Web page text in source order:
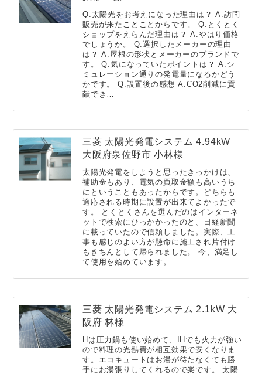
Q.太陽光をお考えになった理由は？ A.訪問
販売が来たことことからです。 Q.とくとく
ショップをえらんだ理由は？ A.やはり価格
でしょうか。 Q.選択したメーカーの理由
は？ A.屋根の形状とメーカーのブランドで
す。 Q.気になっていたポイントは？ A.シ
ミュレーション通りの発電量になるかどう
かです。 Q.設置後の感想 A.CO2削減に貢
献でき…
三菱 太陽光発電システム 4.94kW
大阪府泉佐野市 小林様
太陽光発電をしようと思ったきっかけは、
補助金もあり、電気の買取金額も高いうち
にということもあったからです。どちらも
適応される時期に設置が出来てよかったで
す。 とくとくさんを選んだのはインターネ
ットで検索にひっかかったのと、日経新聞
に載っていたので信頼しました。実際、工
事も感じのよい方が懸命に施工され片付け
もきちんとして帰られました。 今、満足し
て使用を始めています。 …
三菱 太陽光発電システム 2.1kW 大
阪府 林様
Hは圧力鍋も使い始めて、IHでも火力が強い
ので料理の光熱費が相互効果で安くなりま
す。エコキュートはお湯が待たなくても勝
手にお湯張りしてくれるので楽です。 太陽